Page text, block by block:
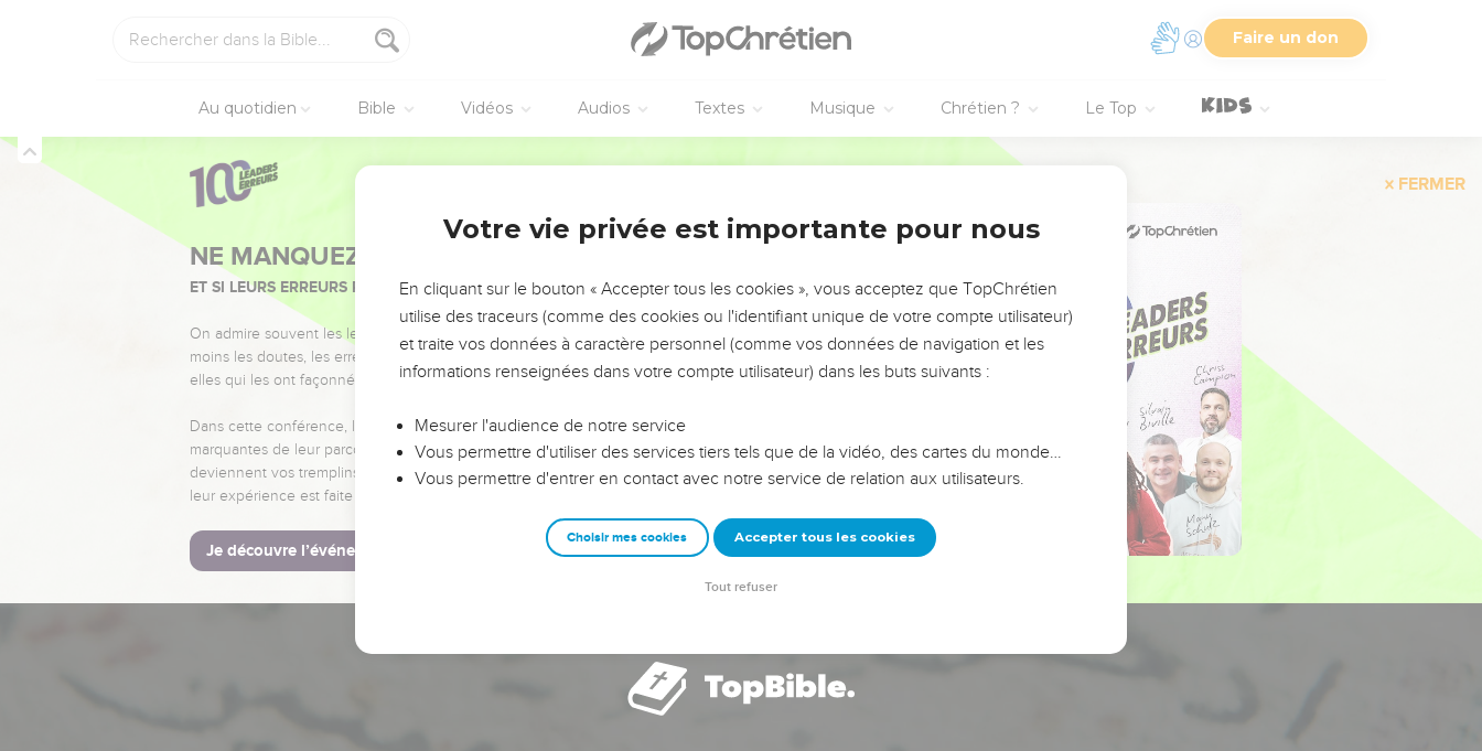
Faire un don
Au quotidien Bible Vidéos Audios Textes Musique Chrétien ? Le Top
FERMER
NE MANQUEZ PAS L’ÉVÉNEMENT DE L’ANNÉE !
ET SI LEURS ERREURS POUVAIENT VOUS ÉVITER LES VOTRES ?
On admire souvent les leaders pour leurs réussites, leur impact, leur foi ou leur vision. Mais on voit
moins les doutes, les erreurs et les saisons difficiles qu'ils ont traversés, alors même que ce sont
elles qui les ont façonnés.
Dans cette conférence, leaders, entrepreneurs, et responsables reviennent sur les erreurs
marquantes de leur parcours et les clés pour avancer avec plus de sagesse afin que leurs erreurs
deviennent vos tremplins. Que vous guidiez un ministère, une équipe, un groupe ou une famille,
leur expérience est faite pour vous.
Je découvre l’événement
Votre vie privée est importante pour nous
En cliquant sur le bouton « Accepter tous les cookies », vous acceptez que TopChrétien
utilise des traceurs (comme des cookies ou l'identifiant unique de votre compte utilisateur)
et traite vos données à caractère personnel (comme vos données de navigation et les
informations renseignées dans votre compte utilisateur) dans les buts suivants :
Mesurer l'audience de notre service
Vous permettre d'utiliser des services tiers tels que de la vidéo, des cartes du monde…
Vous permettre d'entrer en contact avec notre service de relation aux utilisateurs.
Choisir mes cookies Accepter tous les cookies
Tout refuser